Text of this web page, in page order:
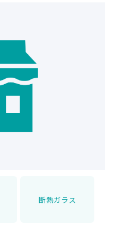
断熱ガラス